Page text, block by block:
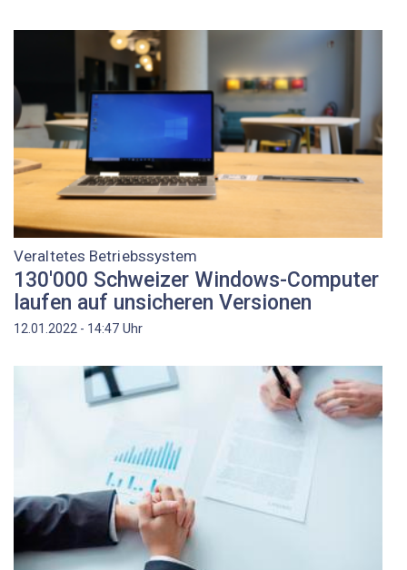
Veraltetes Betriebssystem
130'000 Schweizer Windows-Computer
laufen auf unsicheren Versionen
12.01.2022 - 14:47 Uhr